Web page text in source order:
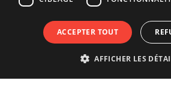
ACCEPTER TOUT
AFFICHER LES